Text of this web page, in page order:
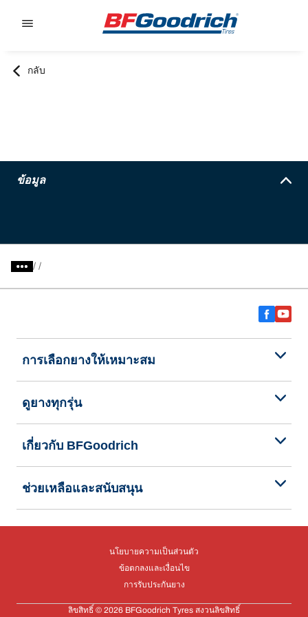
กลับ
ข้อมูล
/
การเลือกยางให้เหมาะสม
ดูยางทุกรุ่น
เกี่ยวกับ BFGoodrich
ช่วยเหลือและสนับสนุน
นโยบายความเป็นส่วนตัว
ข้อตกลงและเงื่อนไข
การรับประกันยาง
ลิขสิทธิ์ © 2026 BFGoodrich Tyres สงวนลิขสิทธิ์